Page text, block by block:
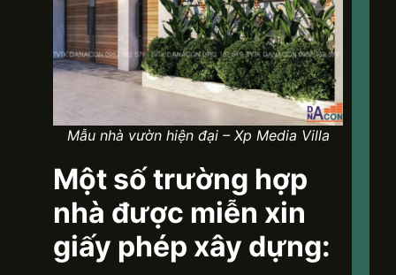
Mẫu nhà vườn hiện đại – Xp Media Villa
Một số trường hợp
nhà được miễn xin
giấy phép xây dựng: